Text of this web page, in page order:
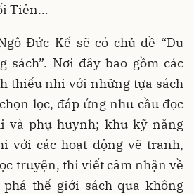
Tiên…
Đức Kế sẽ có chủ đề “Du
sách”. Nơi đây bao gồm các
thiếu nhi với những tựa sách
lọc, đáp ứng nhu cầu đọc
và phụ huynh; khu kỹ năng
với các hoạt động vẽ tranh,
truyện, thi viết cảm nhận về
thế giới sách qua không